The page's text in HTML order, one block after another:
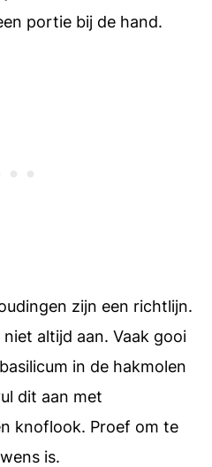
portie bij de hand.
zijn een richtlijn.
altijd aan. Vaak gooi
in de hakmolen
dit aan met
knoflook. Proef om te
is.